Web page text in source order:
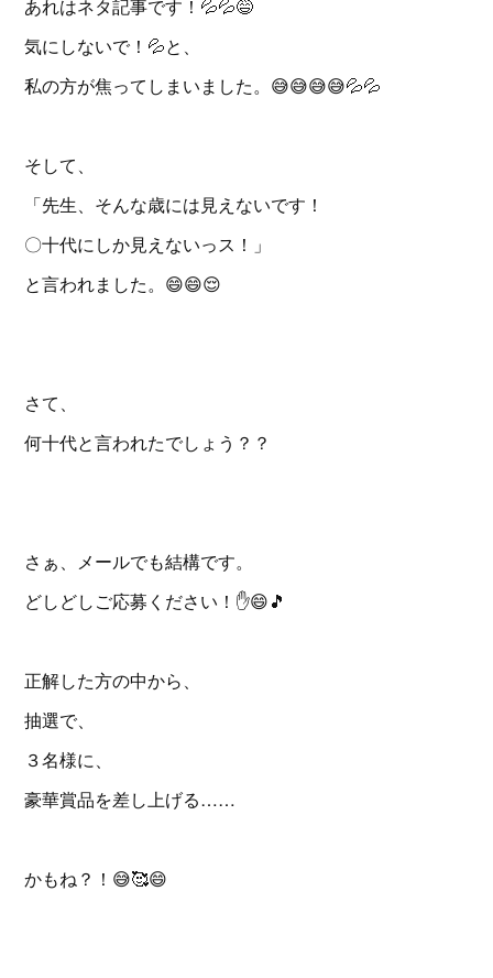
あれはネタ記事です！💦💦😅
気にしないで！💦と、
私の方が焦ってしまいました。😅😅😅😅💦💦
そして、
「先生、そんな歳には見えないです！
〇十代にしか見えないっス！」
と言われました。😄😄😌
さて、
何十代と言われたでしょう？？
さぁ、メールでも結構です。
どしどしご応募ください！✋️😄🎵
正解した方の中から、
抽選で、
３名様に、
豪華賞品を差し上げる……
かもね？！😅🥰😄